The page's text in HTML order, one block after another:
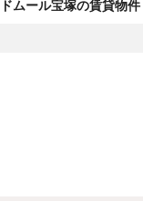
ドムール宝塚の賃貸物件